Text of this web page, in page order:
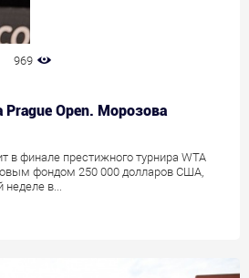
969
Prague Open. Морозова
в финале престижного турнира WTA
фондом 250 000 долларов США,
неделе в...